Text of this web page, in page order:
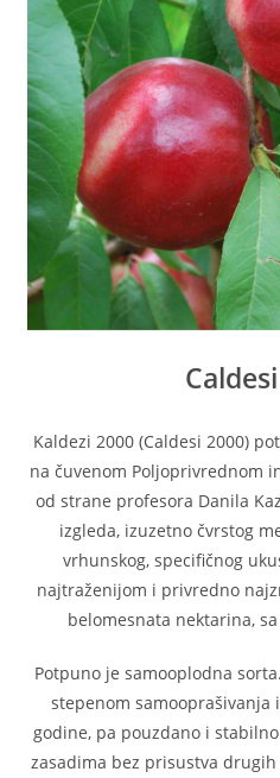
Kaldezi 2000 (Caldesi 2000)
na čuvenom Poljoprivrednom
od strane profesora Danila
izgleda, izuzetno čvrstog
vrhunskog, specifičnog
najtraženijom i privredno
belomesnata nektarina,
Potpuno je samooplodna
stepenom samooprašivanja
godine, pa pouzdano i
zasadima bez prisustva